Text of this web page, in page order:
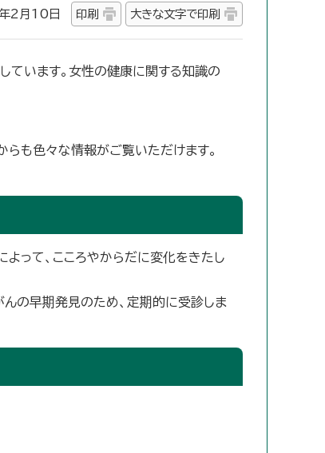
2月10日 印刷 大きな文字で印刷
ています。女性の健康に関する知識の
らも色々な情報がご覧いただけます。
よって、こころやからだに変化をきたし
の早期発見のため、定期的に受診しま